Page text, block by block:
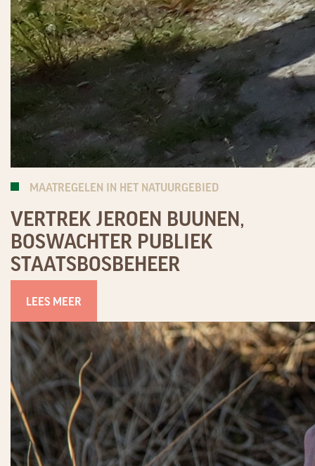
MAATREGELEN IN HET NATUURGEBIED
VERTREK JEROEN BUUNEN,
BOSWACHTER PUBLIEK
STAATSBOSBEHEER
LEES MEER